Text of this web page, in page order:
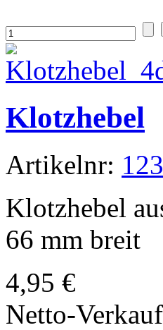
Klotzhebel
Artikelnr: 123
Klotzhebel
66 mm breit
4,95 €
Netto-